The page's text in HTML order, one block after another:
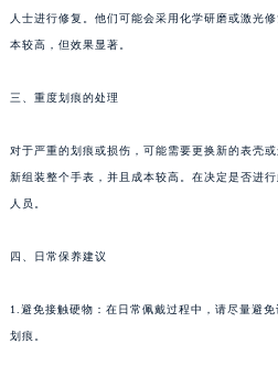
人士进行修复。他们可能会采用化学研磨或激光
本较高，但效果显著。
三、重度划痕的处理
对于严重的划痕或损伤，可能需要更换新的表壳
新组装整个手表，并且成本较高。在决定是否进
人员。
四、日常保养建议
1.避免接触硬物：在日常佩戴过程中，请尽量避
划痕。